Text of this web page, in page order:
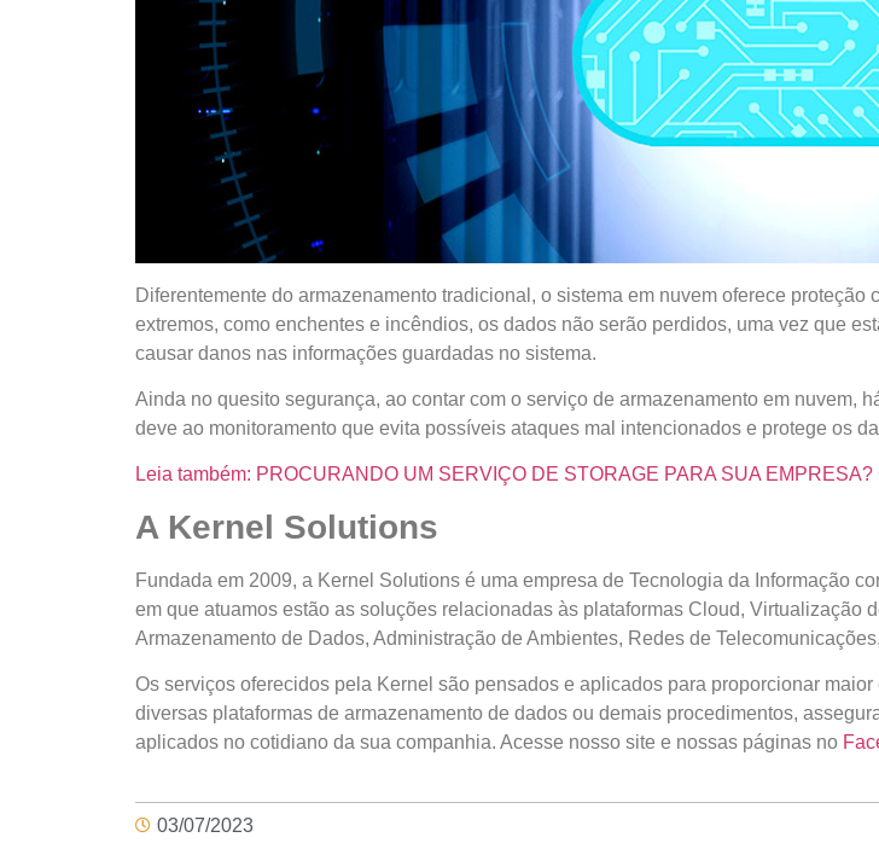
Diferentemente do armazenamento tradicional, o sistema em nuvem oferece
extremos, como enchentes e incêndios, os dados não serão perdidos, uma vez que
causar danos nas informações guardadas no sistema.
Ainda no quesito segurança, ao contar com o serviço de armazenamento em nuvem,
deve ao monitoramento que evita possíveis ataques mal intencionados e protege os
Leia também: PROCURANDO UM SERVIÇO DE STORAGE PARA SUA
A Kernel Solutions
Fundada em 2009, a Kernel Solutions é uma empresa de Tecnologia da Informação
em que atuamos estão as soluções relacionadas às plataformas Cloud, Virtualização
Armazenamento de Dados, Administração de Ambientes, Redes de
Os serviços oferecidos pela Kernel são pensados e aplicados para proporcionar
diversas plataformas de armazenamento de dados ou demais procedimentos,
aplicados no cotidiano da sua companhia. Acesse nosso site e nossas páginas no
03/07/2023